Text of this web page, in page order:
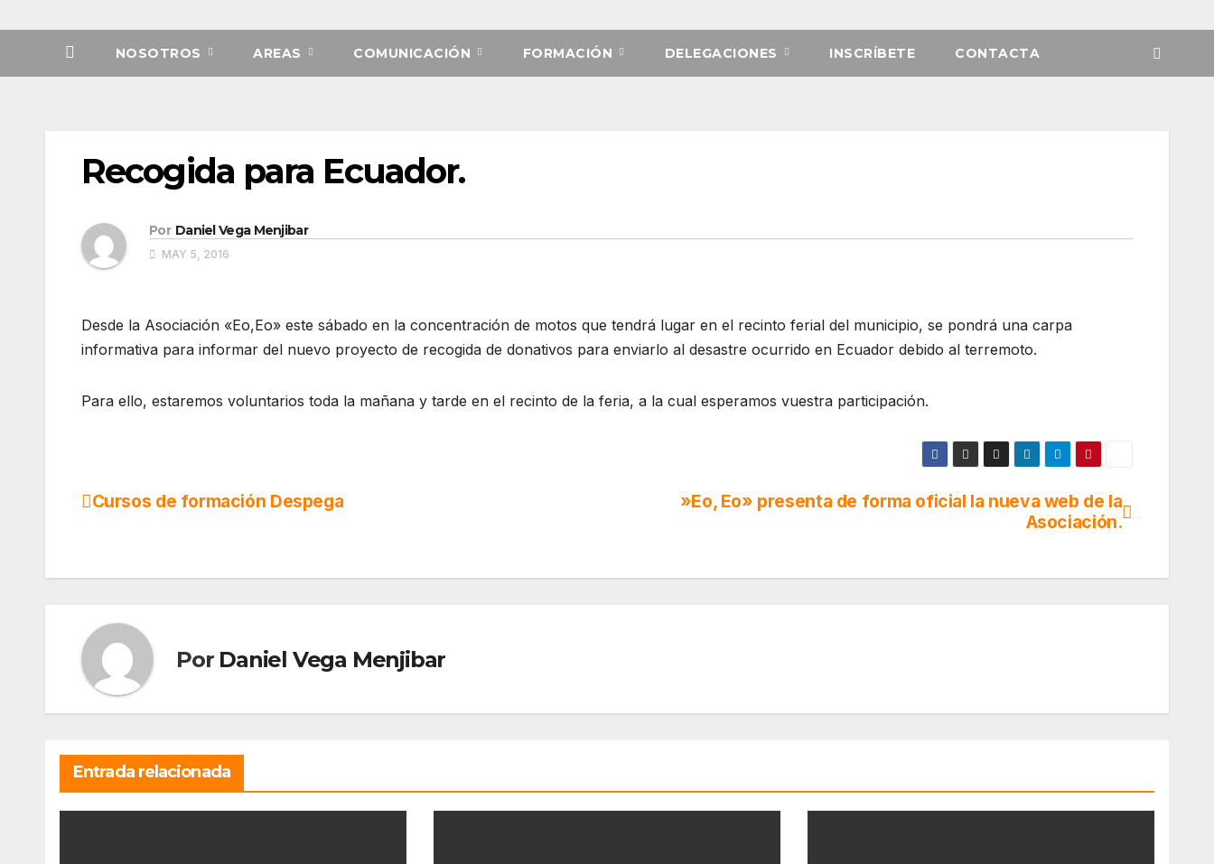
NOSOTROS AREAS COMUNICACIÓN FORMACIÓN DELEGACIONES INSCRÍBETE CONTACTA
Recogida para Ecuador.
Por Daniel Vega Menjibar
MAY 5, 2016
Desde la Asociación «Eo,Eo» este sábado en la concentración de motos que tendrá lugar en el recinto ferial del municipio, se pondrá una carpa
informativa para informar del nuevo proyecto de recogida de donativos para enviarlo al desastre ocurrido en Ecuador debido al terremoto.
Para ello, estaremos voluntarios toda la mañana y tarde en el recinto de la feria, a la cual esperamos vuestra participación.
Navegación
entradas
»Eo, Eo» presenta de forma oficial la nueva web de la
Asociación.
Cursos de formación Despega
Por Daniel Vega Menjibar
Entrada relacionada